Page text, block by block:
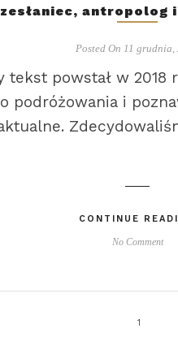
Posted On 11 grudnia,
powstał w
podróżowania i
CONTINUE
No Comment
1